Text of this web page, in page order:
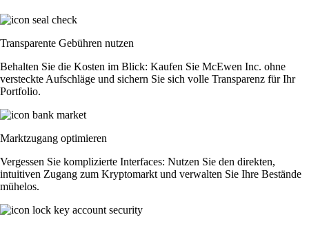
Transparente Gebühren nutzen
Behalten Sie die Kosten im Blick: Kaufen Sie McEwen Inc. ohne
versteckte Aufschläge und sichern Sie sich volle Transparenz für Ihr
Portfolio.
Marktzugang optimieren
Vergessen Sie komplizierte Interfaces: Nutzen Sie den direkten,
intuitiven Zugang zum Kryptomarkt und verwalten Sie Ihre Bestände
mühelos.